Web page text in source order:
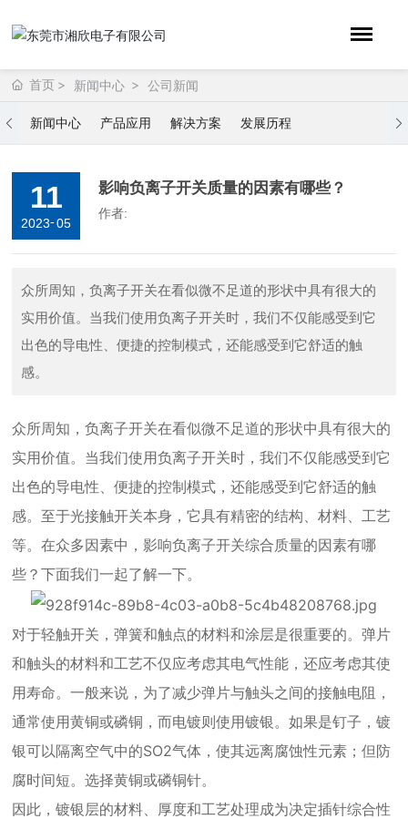
首页 新闻中心 公司新闻
新闻中心 产品应用 解决方案 发展历程
11
2023-05
影响负离子开关质量的因素有哪些？
作者:
​众所周知，负离子开关在看似微不足道的形状中具有很大的
实用价值。当我们使用负离子开关时，我们不仅能感受到它
出色的导电性、便捷的控制模式，还能感受到它舒适的触
感。
众所周知，负离子开关在看似微不足道的形状中具有很大的
实用价值。当我们使用负离子开关时，我们不仅能感受到它
出色的导电性、便捷的控制模式，还能感受到它舒适的触
感。至于光接触开关本身，它具有精密的结构、材料、工艺
等。在众多因素中，影响负离子开关综合质量的因素有哪
些？下面我们一起了解一下。
对于轻触开关，弹簧和触点的材料和涂层是很重要的。弹片
和触头的材料和工艺不仅应考虑其电气性能，还应考虑其使
用寿命。一般来说，为了减少弹片与触头之间的接触电阻，
通常使用黄铜或磷铜，而电镀则使用镀银。如果是钉子，镀
银可以隔离空气中的SO2气体，使其远离腐蚀性元素；但防
腐时间短。选择黄铜或磷铜针。
因此，镀银层的材料、厚度和工艺处理成为决定插针综合性